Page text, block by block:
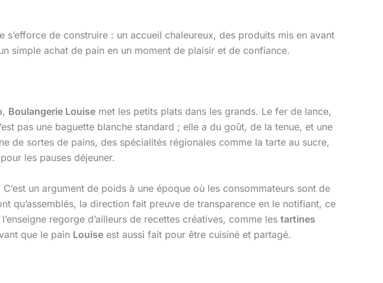
de construire : un accueil chaleureux, des produits mis en avant
simple achat de pain en un moment de plaisir et de confiance.
Boulangerie Louise met les petits plats dans les grands. Le fer de lance,
pas une baguette blanche standard ; elle a du goût, de la tenue, et une
de sortes de pains, des spécialités régionales comme la tarte au sucre,
les pauses déjeuner.
un argument de poids à une époque où les consommateurs sont de
qu’assemblés, la direction fait preuve de transparence en le notifiant, ce
regorge d’ailleurs de recettes créatives, comme les tartines
que le pain Louise est aussi fait pour être cuisiné et partagé.